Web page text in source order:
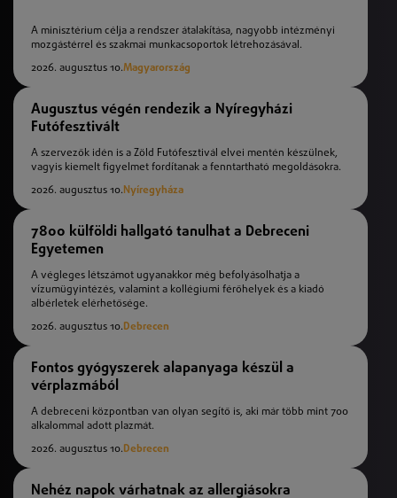
A minisztérium célja a rendszer átalakítása, nagyobb intézményi
mozgástérrel és szakmai munkacsoportok létrehozásával.
2026. augusztus 10.Magyarország
Augusztus végén rendezik a Nyíregyházi
Futófesztivált
A szervezők idén is a Zöld Futófesztivál elvei mentén készülnek,
vagyis kiemelt figyelmet fordítanak a fenntartható megoldásokra.
2026. augusztus 10. Nyíregyháza
7800 külföldi hallgató tanulhat a Debreceni
Egyetemen
A végleges létszámot ugyanakkor még befolyásolhatja a
vízumügyintézés, valamint a kollégiumi férőhelyek és a kiadó
albérletek elérhetősége.
2026. augusztus 10.Debrecen
Fontos gyógyszerek alapanyaga készül a
vérplazmából
A debreceni központban van olyan segítő is, aki már több mint 700
alkalommal adott plazmát.
2026. augusztus 10.Debrecen
Nehéz napok várhatnak az allergiásokra